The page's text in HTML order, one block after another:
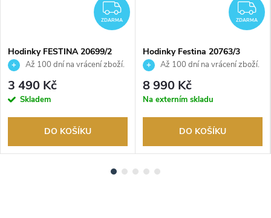
ZDARMA
ZDARMA
Hodinky FESTINA 20699/2
Až 100 dní na vrácení zboží.
Autorizovaný prodejce.
3 490 Kč
Skladem
DO KOŠÍKU
ZDARMA
Hodinky Festina 20763/3
Až 100 dní na vrácení zboží.
Autorizovaný prodejce.
8 990 Kč
Na externím skladu
DO KOŠÍKU